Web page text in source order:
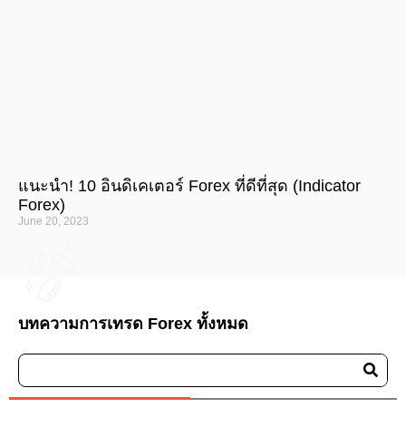
แนะนำ! 10 อินดิเคเตอร์ Forex ที่ดีที่สุด (Indicator
Forex)
June 20, 2023
บทความการเทรด Forex ทั้งหมด